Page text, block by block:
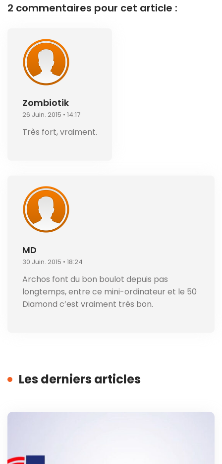
2 commentaires pour cet article :
Zombiotik
26 Juin. 2015 • 14:17
Très fort, vraiment.
MD
30 Juin. 2015 • 18:24
Archos font du bon boulot depuis pas
longtemps, entre ce mini-ordinateur et le 50
Diamond c’est vraiment très bon.
Les derniers articles